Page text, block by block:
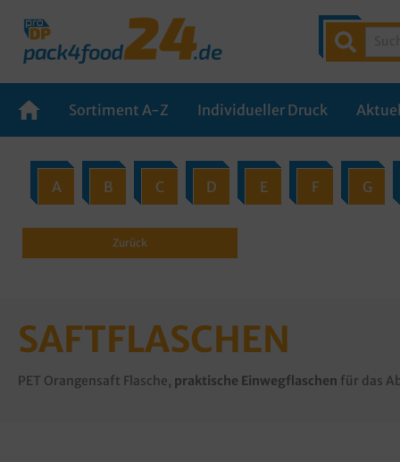
Sortiment A-Z Individueller Druck
A B C D E F G
Zurück
SAFTFLASCHEN
PET Orangensaft Flasche, praktische Einwegflaschen für das